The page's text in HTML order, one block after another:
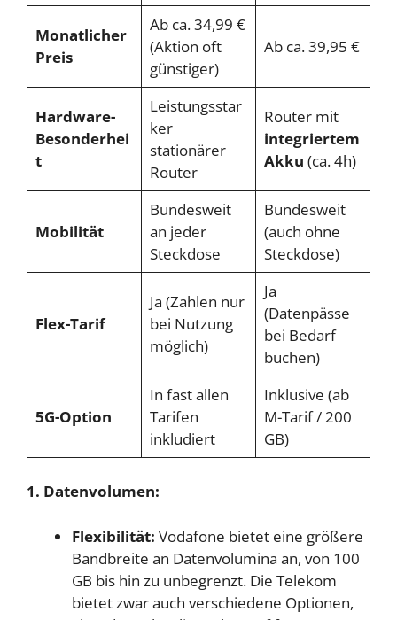
Monatlicher
Preis
Ab ca. 34,99 €
(Aktion oft
günstiger)
Ab ca. 39,95 €
Hardware-
Besonderhei
t
Leistungsstar
ker
stationärer
Router
Router mit
integriertem
Akku (ca. 4h)
Mobilität
Bundesweit
an jeder
Steckdose
Bundesweit
(auch ohne
Steckdose)
Flex-Tarif
Ja (Zahlen nur
bei Nutzung
möglich)
Ja
(Datenpässe
bei Bedarf
buchen)
5G-Option
In fast allen
Tarifen
inkludiert
Inklusive (ab
M-Tarif / 200
GB)
1. Datenvolumen:
Flexibilität: Vodafone bietet eine größere
Bandbreite an Datenvolumina an, von 100
GB bis hin zu unbegrenzt. Die Telekom
bietet zwar auch verschiedene Optionen,